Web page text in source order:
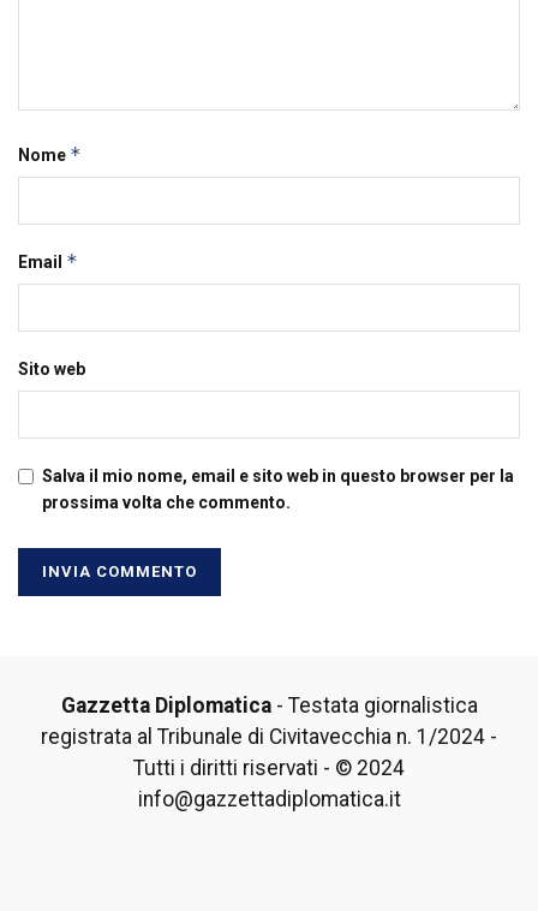
Nome *
Email *
Sito web
Salva il mio nome, email e sito web in questo browser per la
prossima volta che commento.
Gazzetta Diplomatica- Testata giornalistica
registrata al Tribunale di Civitavecchia n. 1/2024 -
Tutti i diritti riservati - © 2024
info@gazzettadiplomatica.it